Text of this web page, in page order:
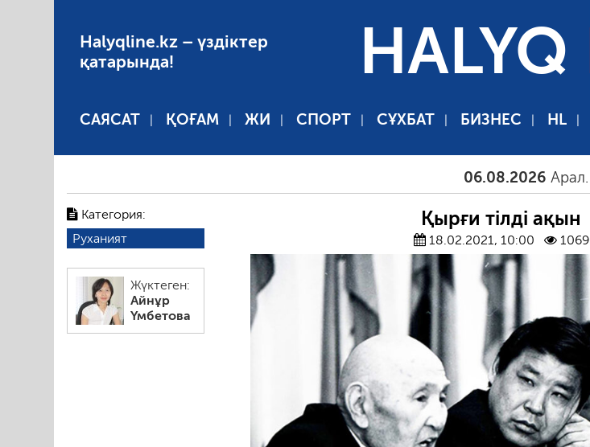
Halyqline.kz – үздіктер
қатарында!
HALYQ
САЯСАТ ҚОҒАМ ЖИ СПОРТ СҰХБАТ БИЗНЕС HL
06.08.2026 Арал. Ажал.
Категория:
Руханият
Жүктеген:
Айнұр
Үмбетова
Қырғи тілді ақын
18.02.2021, 10:00 1069